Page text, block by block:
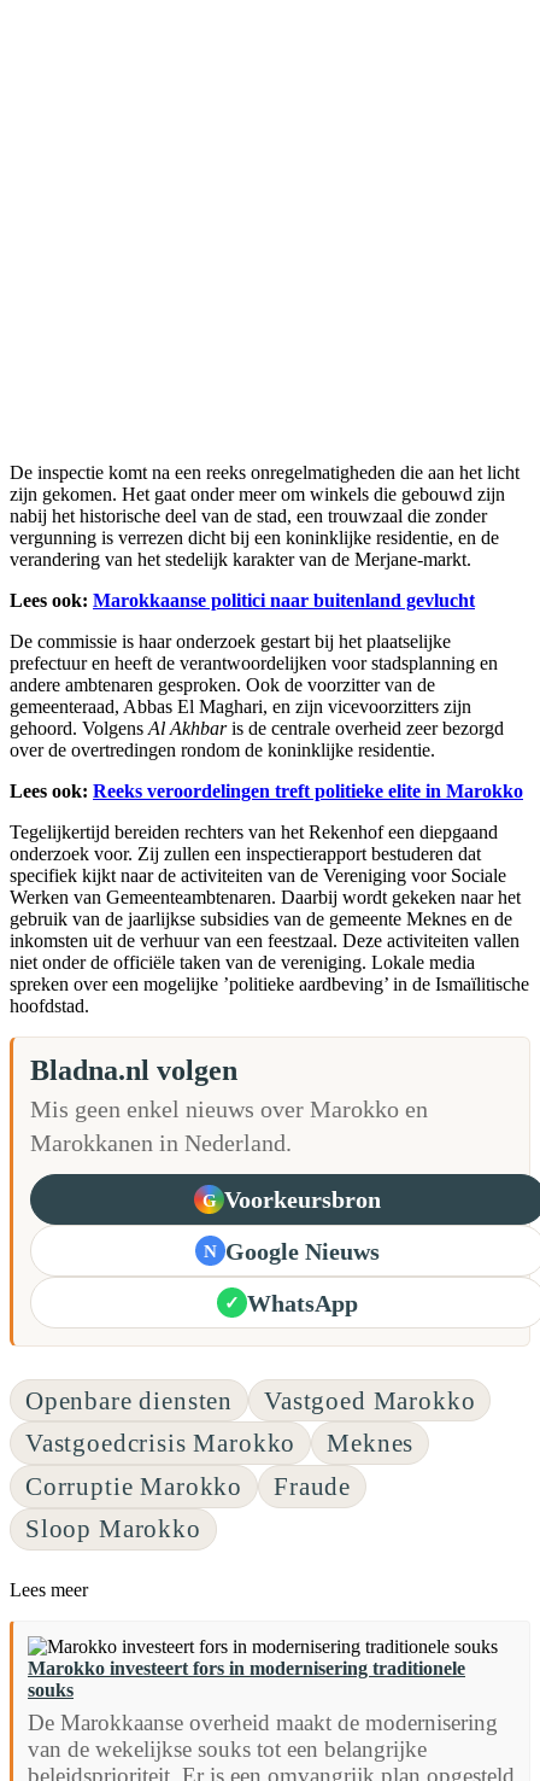
De inspectie komt na een reeks onregelmatigheden die aan het licht
zijn gekomen. Het gaat onder meer om winkels die gebouwd zijn
nabij het historische deel van de stad, een trouwzaal die zonder
vergunning is verrezen dicht bij een koninklijke residentie, en de
verandering van het stedelijk karakter van de Merjane-markt.
Lees ook: Marokkaanse politici naar buitenland gevlucht
De commissie is haar onderzoek gestart bij het plaatselijke
prefectuur en heeft de verantwoordelijken voor stadsplanning en
andere ambtenaren gesproken. Ook de voorzitter van de
gemeenteraad, Abbas El Maghari, en zijn vicevoorzitters zijn
gehoord. Volgens Al Akhbaris de centrale overheid zeer bezorgd
over de overtredingen rondom de koninklijke residentie.
Lees ook: Reeks veroordelingen treft politieke elite in Marokko
Tegelijkertijd bereiden rechters van het Rekenhof een diepgaand
onderzoek voor. Zij zullen een inspectierapport bestuderen dat
specifiek kijkt naar de activiteiten van de Vereniging voor Sociale
Werken van Gemeenteambtenaren. Daarbij wordt gekeken naar het
gebruik van de jaarlijkse subsidies van de gemeente Meknes en de
inkomsten uit de verhuur van een feestzaal. Deze activiteiten vallen
niet onder de officiële taken van de vereniging. Lokale media
spreken over een mogelijke ’politieke aardbeving’ in de Ismaïlitische
hoofdstad.
Bladna.nl volgen
Mis geen enkel nieuws over Marokko en
Marokkanen in Nederland.
G Voorkeursbron
N Google Nieuws
✓ WhatsApp
Openbare diensten
Vastgoed Marokko
Vastgoedcrisis Marokko
Meknes
Corruptie Marokko
Fraude
Sloop Marokko
Lees meer
Marokko investeert fors in modernisering traditionele
souks
De Marokkaanse overheid maakt de modernisering
van de wekelijkse souks tot een belangrijke
beleidsprioriteit. Er is een omvangrijk plan opgesteld